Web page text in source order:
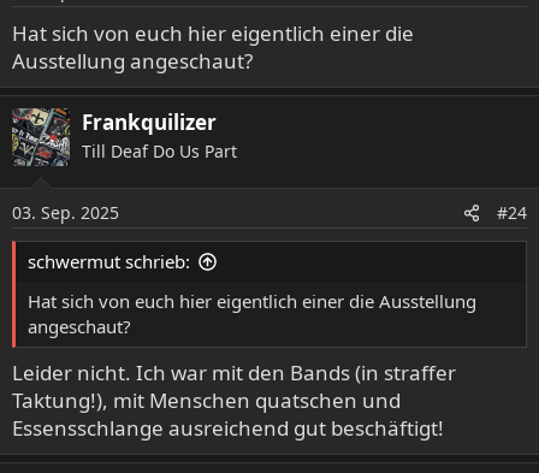
e
n
:
Hat sich von euch hier eigentlich einer die
Ausstellung angeschaut?
Frankquilizer
Till Deaf Do Us Part
03. Sep. 2025 #24
schwermut schrieb:
Hat sich von euch hier eigentlich einer die Ausstellung
angeschaut?
Leider nicht. Ich war mit den Bands (in straffer
Taktung!), mit Menschen quatschen und
Essensschlange ausreichend gut beschäftigt!